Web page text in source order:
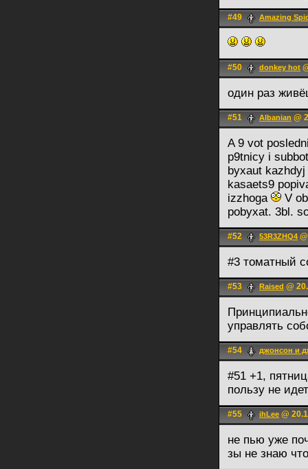
#49 Amazing
#50 donkey hot
один раз
#51 Albanian @
A 9 vot
p9tnicy i
byxaut
kasaets9
izzhoga
V
pobyxat. 3bl.
#52 53R3ZHQ4
#3 томатный
#53 Raised @
управлять
#54 джонсон и
#51 +1,
пользу не
#55 ihLee @
не пью уже
зы не знаю